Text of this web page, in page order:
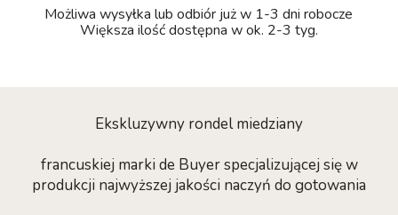
Możliwa wysyłka lub odbiór już w 1-3 dni robocze
Większa ilość dostępna w ok. 2-3 tyg.
Ekskluzywny rondel miedziany
francuskiej marki de Buyer specjalizującej się w
produkcji najwyższej jakości naczyń do gotowania